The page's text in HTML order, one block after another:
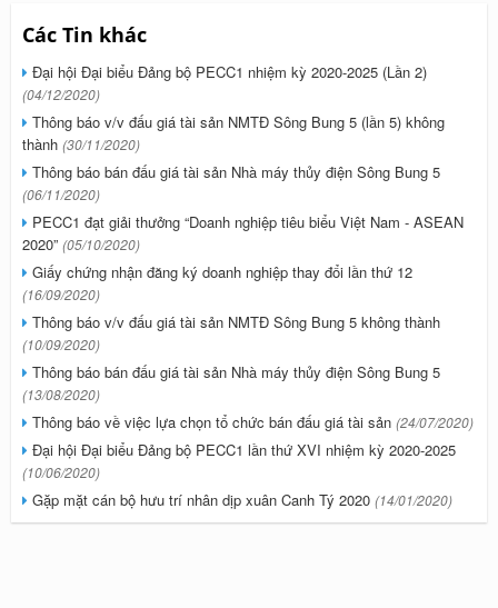
Các Tin khác
Đại hội Đại biểu Đảng bộ PECC1 nhiệm kỳ 2020-2025 (Lần 2)
(04/12/2020)
Thông báo v/v đấu giá tài sản NMTĐ Sông Bung 5 (lần 5) không
thành (30/11/2020)
Thông báo bán đấu giá tài sản Nhà máy thủy điện Sông Bung 5
(06/11/2020)
PECC1 đạt giải thưởng “Doanh nghiệp tiêu biểu Việt Nam - ASEAN
2020” (05/10/2020)
Giấy chứng nhận đăng ký doanh nghiệp thay đổi lần thứ 12
(16/09/2020)
Thông báo v/v đấu giá tài sản NMTĐ Sông Bung 5 không thành
(10/09/2020)
Thông báo bán đấu giá tài sản Nhà máy thủy điện Sông Bung 5
(13/08/2020)
Thông báo về việc lựa chọn tổ chức bán đấu giá tài sản (24/07/2020)
Đại hội Đại biểu Đảng bộ PECC1 lần thứ XVI nhiệm kỳ 2020-2025
(10/06/2020)
Gặp mặt cán bộ hưu trí nhân dịp xuân Canh Tý 2020 (14/01/2020)